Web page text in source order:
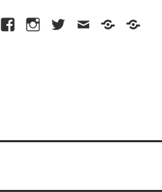
FacebookInstagramTwitter
メ
プ
ポ
シ
site-